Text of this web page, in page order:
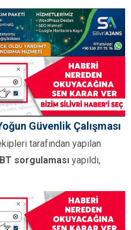
Güvenlik Çalışması
tarafından yapılan
sorgulaması yapıldı,